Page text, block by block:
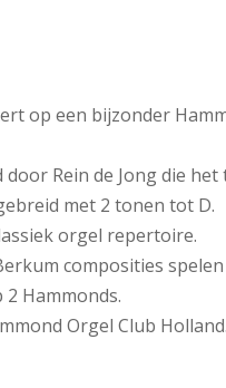
op een bijzonder
Rein de Jong die het
met 2 tonen tot D.
orgel repertoire.
composities
Hammonds.
Orgel Club Holland.